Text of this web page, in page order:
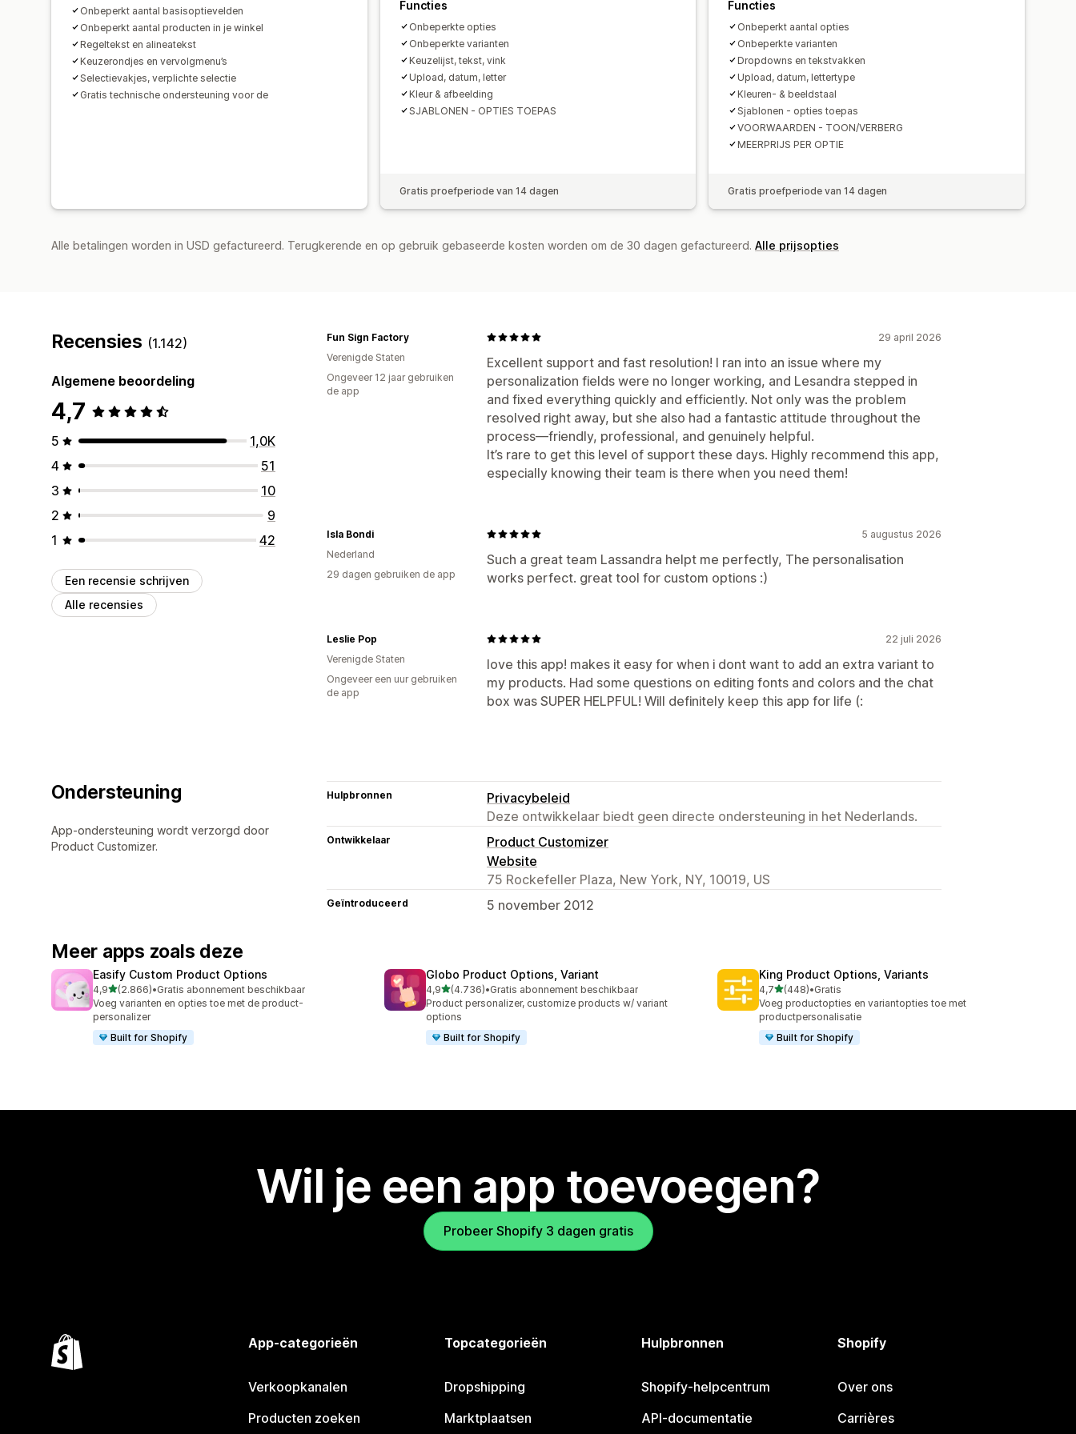
Onbeperkt aantal basisoptievelden
Onbeperkt aantal producten in je winkel
Regeltekst en alinea­tekst
Keuzerondjes en vervolgmenu’s
Selectievakjes, verplichte selectie
Gratis technische ondersteuning voor de
Functies
Onbeperkte opties
Onbeperkte varianten
Keuzelijst, tekst, vink
Upload, datum, letter
Kleur & afbeelding
SJABLONEN - OPTIES TOEPAS
Gratis proefperiode van 14 dagen
Functies
Onbeperkt aantal opties
Onbeperkte varianten
Dropdowns en tekstvakken
Upload, datum, lettertype
Kleuren- & beeldstaal
Sjablonen - opties toepas
VOORWAARDEN - TOON/VERBERG
MEERPRIJS PER OPTIE
Gratis proefperiode van 14 dagen
Alle betalingen worden in USD gefactureerd. Terugkerende en op gebruik gebaseerde kosten worden om de 30 dagen gefactureerd. Alle prijsopties
Recensies (1.142)
Algemene beoordeling
4,7
5
1,0K
4
51
3
10
2
9
1
42
Een recensie schrijven
Alle recensies
29 april 2026
Excellent support and fast resolution! I ran into an issue where my
personalization fields were no longer working, and Lesandra stepped in
and fixed everything quickly and efficiently. Not only was the problem
resolved right away, but she also had a fantastic attitude throughout the
process—friendly, professional, and genuinely helpful.
It’s rare to get this level of support these days. Highly recommend this app,
especially knowing their team is there when you need them!
Fun Sign Factory
Verenigde Staten
Ongeveer 12 jaar gebruiken
de app
5 augustus 2026
Such a great team Lassandra helpt me perfectly, The personalisation
works perfect. great tool for custom options :)
Isla Bondi
Nederland
29 dagen gebruiken de app
22 juli 2026
love this app! makes it easy for when i dont want to add an extra variant to
my products. Had some questions on editing fonts and colors and the chat
box was SUPER HELPFUL! Will definitely keep this app for life (:
Leslie Pop
Verenigde Staten
Ongeveer een uur gebruiken
de app
Ondersteuning
App-ondersteuning wordt verzorgd door
Product Customizer.
Hulpbronnen
Privacybeleid
Deze ontwikkelaar biedt geen directe ondersteuning in het Nederlands.
Ontwikkelaar
Product Customizer
Website
75 Rockefeller Plaza, New York, NY, 10019, US
Geïntroduceerd 5 november 2012
Meer apps zoals deze
Easify Custom Product Options
4,9van 5 sterren
(2.866)
2866 recensies in totaal
•Gratis abonnement beschikbaar
Voeg varianten en opties toe met de product-
personalizer
Built for Shopify
Globo Product Options, Variant
4,9van 5 sterren
(4.736)
4736 recensies in totaal
•Gratis abonnement beschikbaar
Product personalizer, customize products w/ variant
options
Built for Shopify
King Product Options, Variants
4,7van 5 sterren
(448)
448 recensies in totaal
•Gratis
Voeg productopties en variantopties toe met
productpersonalisatie
Built for Shopify
Wil je een app toevoegen?
Probeer Shopify 3 dagen gratis
App-categorieën
Verkoopkanalen
Producten zoeken
Topcategorieën
Dropshipping
Marktplaatsen
Hulpbronnen
Shopify-helpcentrum
API-documentatie
Shopify
Over ons
Carrières